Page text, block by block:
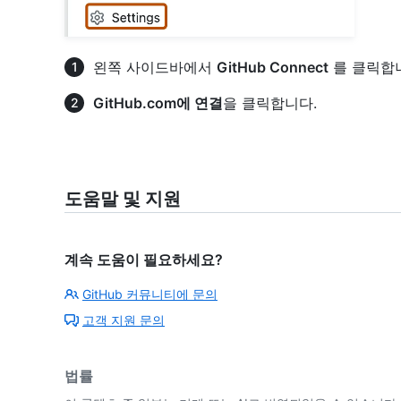
왼쪽 사이드바에서 GitHub Connect 를 클릭합
GitHub.com에 연결을 클릭합니다.
도움말 및 지원
계속 도움이 필요하세요?
GitHub 커뮤니티에 문의
고객 지원 문의
법률